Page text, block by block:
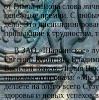
от Главы района слова
денежные премии. С
дело. Это
привыкшие к трудностям,
В ЗАО «Шарчинское»
Евгений Курицын,
Василий Быков. Лилия
прокомментировала: «Мы
делаете на благо всего
здоровья и новых успехов